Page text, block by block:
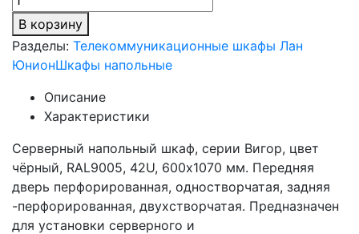
В корзину
Разделы: Телекоммуникационные шкафы Лан
ЮнионШкафы напольные
Описание
Характеристики
Серверный напольный шкаф, серии Вигор, цвет
чёрный, RAL9005, 42U, 600х1070 мм. Передняя
дверь перфорированная, одностворчатая, задняя
-перфорированная, двухстворчатая. Предназначен
для установки серверного и